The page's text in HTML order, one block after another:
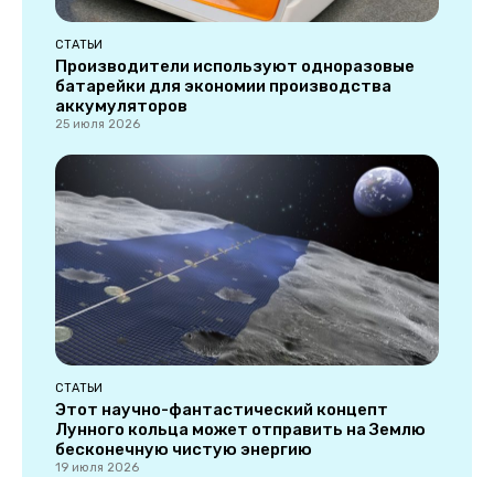
СТАТЬИ
Производители используют одноразовые
батарейки для экономии производства
аккумуляторов
25 июля 2026
СТАТЬИ
Этот научно-фантастический концепт
Лунного кольца может отправить на Землю
бесконечную чистую энергию
19 июля 2026